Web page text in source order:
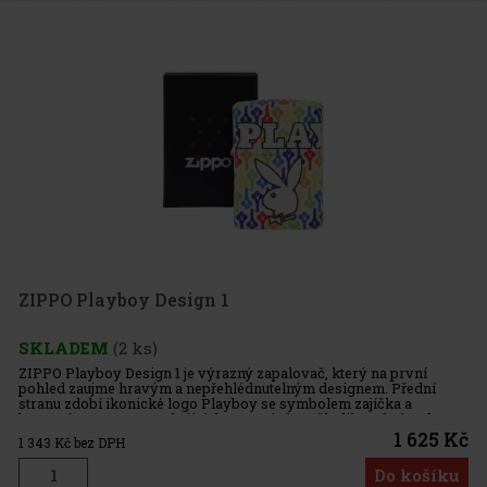
ZIPPO Playboy Design 1
SKLADEM (2 ks)
ZIPPO Playboy Design 1 je výrazný zapalovač, který na první
pohled zaujme hravým a nepřehlédnutelným designem. Přední
stranu zdobí ikonické logo Playboy se symbolem zajíčka a
barevným vzorem opakujících se motivů v několika odstínech,
díky čemuž celý
1 343 Kč bez DPH 1 625 Kč
Do košíku